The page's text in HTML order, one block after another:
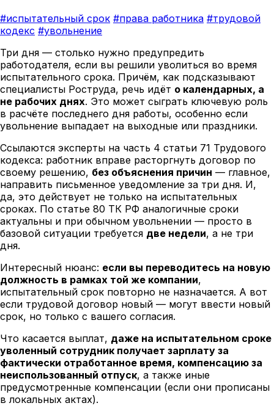
#испытательный срок #права работника #трудовой
кодекс #увольнение
Три дня — столько нужно предупредить
работодателя, если вы решили уволиться во время
испытательного срока. Причём, как подсказывают
специалисты Роструда, речь идёт о календарных, а
не рабочих днях. Это может сыграть ключевую роль
в расчёте последнего дня работы, особенно если
увольнение выпадает на выходные или праздники.
Ссылаются эксперты на часть 4 статьи 71 Трудового
кодекса: работник вправе расторгнуть договор по
своему решению, без объяснения причин — главное,
направить письменное уведомление за три дня. И,
да, это действует не только на испытательных
сроках. По статье 80 ТК РФ аналогичные сроки
актуальны и при обычном увольнении — просто в
базовой ситуации требуется две недели, а не три
дня.
Интересный нюанс: если вы переводитесь на новую
должность в рамках той же компании,
испытательный срок повторно не назначается. А вот
если трудовой договор новый — могут ввести новый
срок, но только с вашего согласия.
Что касается выплат, даже на испытательном сроке
уволенный сотрудник получает зарплату за
фактически отработанное время, компенсацию за
неиспользованный отпуск, а также иные
предусмотренные компенсации (если они прописаны
в локальных актах).